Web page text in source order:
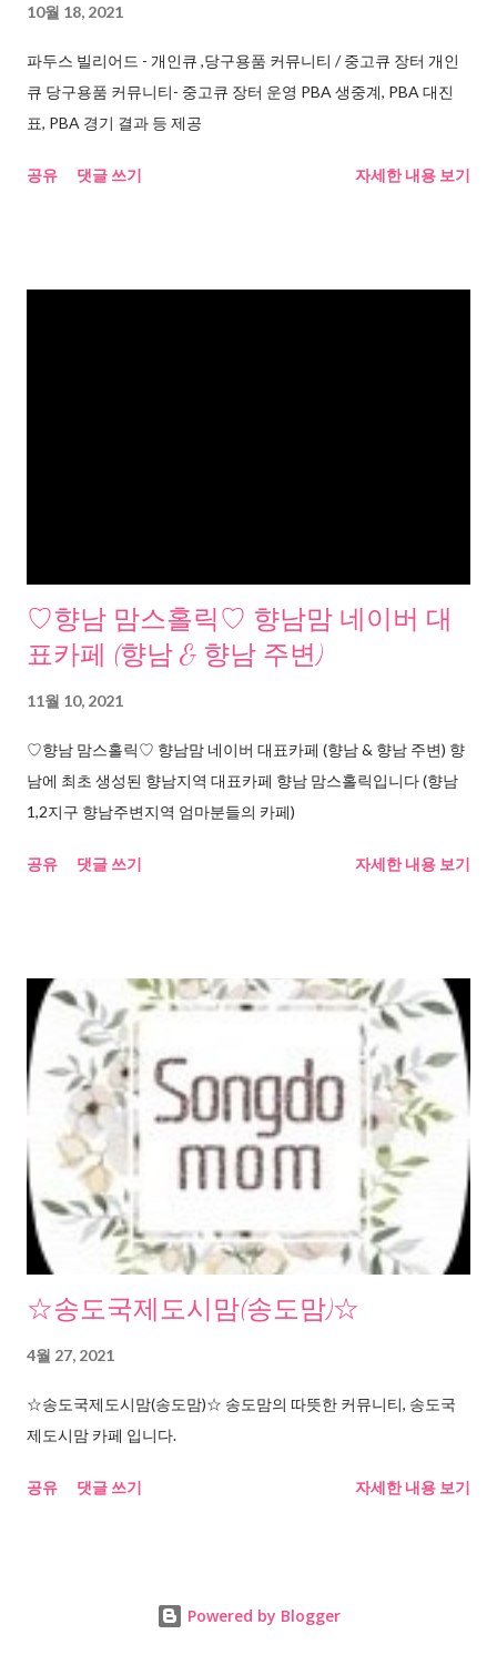
10월 18, 2021
파두스 빌리어드 - 개인큐 ,당구용품 커뮤니티 / 중고큐 장터 개인
큐 당구용품 커뮤니티- 중고큐 장터 운영 PBA 생중계, PBA 대진
표, PBA 경기 결과 등 제공
공유 댓글 쓰기 자세한 내용 보기
♡향남 맘스홀릭♡ 향남맘 네이버 대
표카페 (향남 & 향남 주변)
11월 10, 2021
♡향남 맘스홀릭♡ 향남맘 네이버 대표카페 (향남 & 향남 주변) 향
남에 최초 생성된 향남지역 대표카페 향남 맘스홀릭입니다 (향남
1,2지구 향남주변지역 엄마분들의 카페)
공유 댓글 쓰기 자세한 내용 보기
☆송도국제도시맘(송도맘)☆
4월 27, 2021
☆송도국제도시맘(송도맘)☆ 송도맘의 따뜻한 커뮤니티, 송도국
제도시맘 카페 입니다.
공유 댓글 쓰기 자세한 내용 보기
Powered by Blogger